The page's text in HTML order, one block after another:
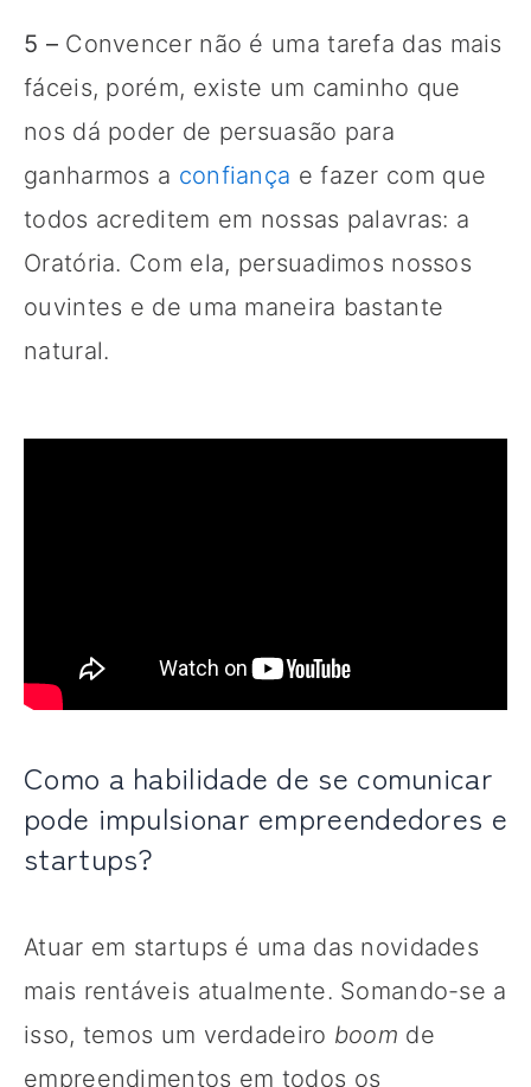
5 – Convencer não é uma tarefa das mais
fáceis, porém, existe um caminho que
nos dá poder de persuasão para
ganharmos a confiança e fazer com que
todos acreditem em nossas palavras: a
Oratória. Com ela, persuadimos nossos
ouvintes e de uma maneira bastante
natural.
Como a habilidade de se comunicar
pode impulsionar empreendedores e
startups?
Atuar em startups é uma das novidades
mais rentáveis atualmente. Somando-se a
isso, temos um verdadeiro boom de
empreendimentos em todos os